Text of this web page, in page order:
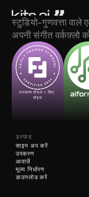
स्टुडियो-गुणवत्ता
अपनी संगीत वर्कफ़्लो
उपकरण मॉडल + किट
वॉइस
उत्पाद
साइन अप करें
उपकरण
आवाज़ें
मूल्य निर्धारण
डाउनलोड करें